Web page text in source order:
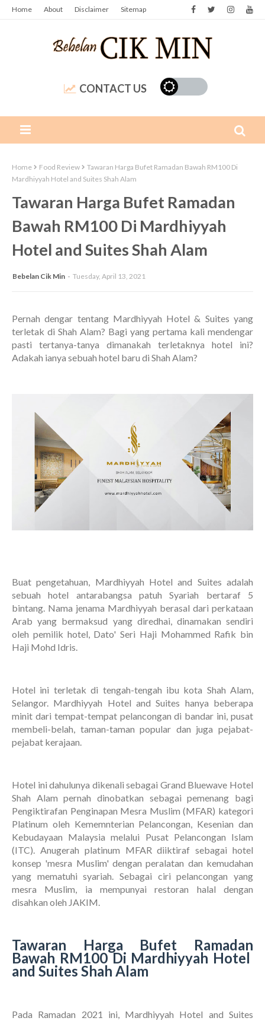
Home About Disclaimer Sitemap
CONTACT US
Home Food Review
Tawaran Harga Bufet Ramadan Bawah RM100 Di
Mardhiyyah Hotel and Suites Shah Alam
Tawaran Harga Bufet Ramadan
Bawah RM100 Di Mardhiyyah
Hotel and Suites Shah Alam
Bebelan Cik Min Tuesday, April 13, 2021
Pernah dengar tentang Mardhiyyah Hotel & Suites yang
terletak di Shah Alam? Bagi yang pertama kali mendengar
pasti tertanya-tanya dimanakah terletaknya hotel ini?
Adakah ianya sebuah hotel baru di Shah Alam?
Buat pengetahuan, Mardhiyyah Hotel and Suites adalah
sebuah hotel antarabangsa patuh Syariah bertaraf 5
bintang. Nama jenama Mardhiyyah berasal dari perkataan
Arab yang bermaksud yang diredhai, dinamakan sendiri
oleh pemilik hotel, Dato' Seri Haji Mohammed Rafik bin
Haji Mohd Idris.
Hotel ini terletak di tengah-tengah ibu kota Shah Alam,
Selangor. Mardhiyyah Hotel and Suites hanya beberapa
minit dari tempat-tempat pelancongan di bandar ini, pusat
membeli-belah, taman-taman popular dan juga pejabat-
pejabat kerajaan.
Hotel ini dahulunya dikenali sebagai Grand Bluewave Hotel
Shah Alam pernah dinobatkan sebagai pemenang bagi
Pengiktirafan Penginapan Mesra Muslim (MFAR) kategori
Platinum oleh Kememnterian Pelancongan, Kesenian dan
Kebudayaan Malaysia melalui Pusat Pelancongan Islam
(ITC). Anugerah platinum MFAR diiktiraf sebagai hotel
konsep 'mesra Muslim' dengan peralatan dan kemudahan
yang mematuhi syariah. Sebagai ciri pelancongan yang
mesra Muslim, ia mempunyai restoran halal dengan
disahkan oleh JAKIM.
Tawaran Harga Bufet Ramadan
Bawah RM100 Di Mardhiyyah Hotel
and Suites Shah Alam
Pada Ramadan 2021 ini, Mardhiyyah Hotel and Suites